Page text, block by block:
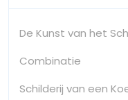
De Kunst van het
Combinatie
Schilderij van een